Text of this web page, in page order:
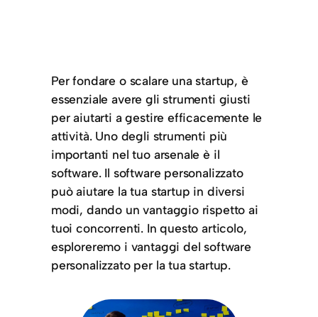
Per fondare o scalare una startup, è
essenziale avere gli strumenti giusti
per aiutarti a gestire efficacemente le
attività. Uno degli strumenti più
importanti nel tuo arsenale è il
software. Il software personalizzato
può aiutare la tua startup in diversi
modi, dando un vantaggio rispetto ai
tuoi concorrenti. In questo articolo,
esploreremo i vantaggi del software
personalizzato per la tua startup.